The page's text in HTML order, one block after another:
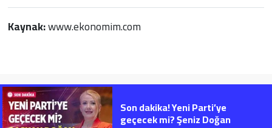
Kaynak:www.ekonomim.com
Son dakika! Yeni Parti’ye
geçecek mi? Şeniz Doğan